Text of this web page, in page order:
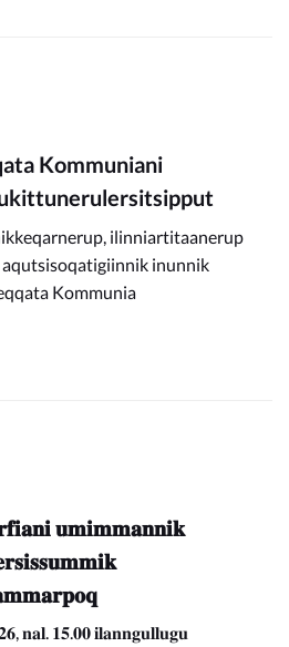
Kommuniani
ilinniartitaanerup
inunnik
Kommunia
𝐮𝐦𝐢𝐦𝐦𝐚𝐧𝐧𝐢𝐤
𝐚𝐦𝐦𝐚𝐫𝐩𝐨𝐪
𝐧𝐚𝐥. 𝟏𝟓.𝟎𝟎 𝐢𝐥𝐚𝐧𝐧𝐠𝐮𝐥𝐥𝐮𝐠𝐮